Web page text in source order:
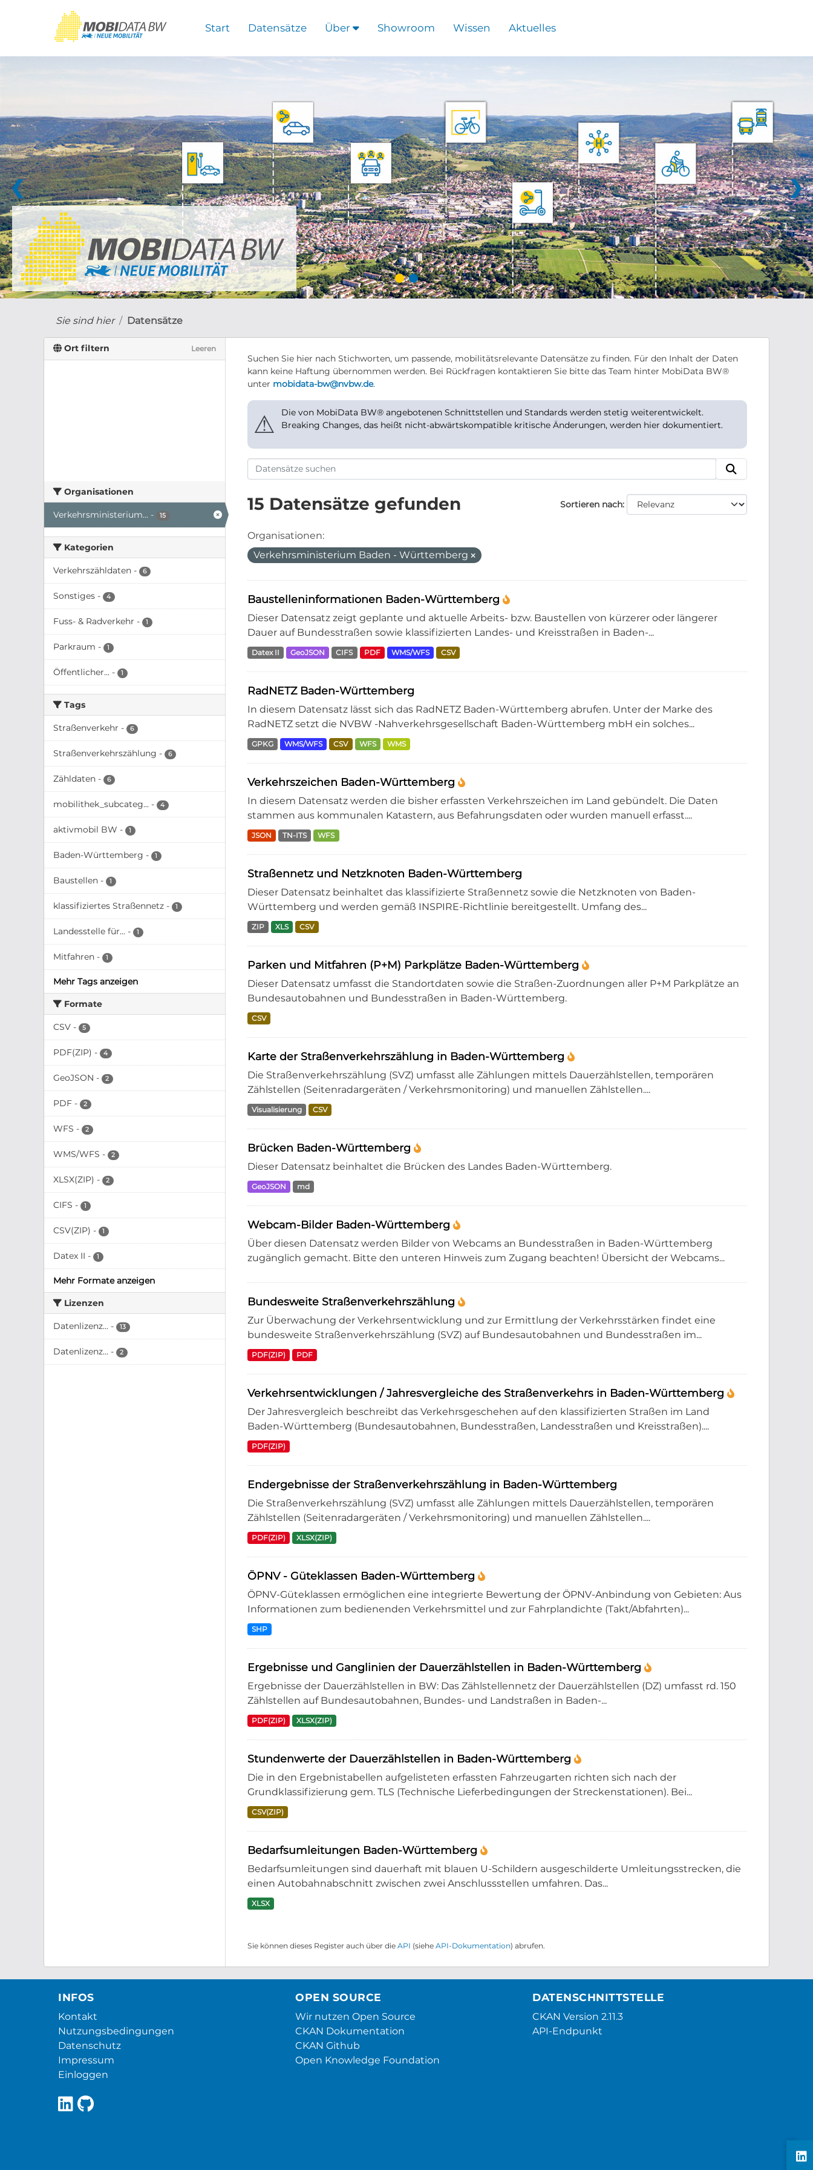
Start Datensätze Über Showroom Wissen Aktuelles
❮ ❯
Sie sind hier Datensätze
Ort filtern Leeren
Organisationen
Verkehrsministerium... - 15
Kategorien
Verkehrszähldaten - 6
Sonstiges - 4
Fuss- & Radverkehr - 1
Parkraum - 1
Öffentlicher... - 1
Tags
Straßenverkehr - 6
Straßenverkehrszählung - 6
Zähldaten - 6
mobilithek_subcateg... - 4
aktivmobil BW - 1
Baden-Württemberg - 1
Baustellen - 1
klassifiziertes Straßennetz - 1
Landesstelle für... - 1
Mitfahren - 1
Mehr Tags anzeigen
Formate
CSV - 5
PDF(ZIP) - 4
GeoJSON - 2
PDF - 2
WFS - 2
WMS/WFS - 2
XLSX(ZIP) - 2
CIFS - 1
CSV(ZIP) - 1
Datex II - 1
Mehr Formate anzeigen
Lizenzen
Datenlizenz... - 13
Datenlizenz... - 2
Suchen Sie hier nach Stichworten, um passende, mobilitätsrelevante Datensätze zu finden. Für den Inhalt der Daten
kann keine Haftung übernommen werden. Bei Rückfragen kontaktieren Sie bitte das Team hinter MobiData BW®
unter mobidata-bw@nvbw.de.
⚠
Die von MobiData BW® angebotenen Schnittstellen und Standards werden stetig weiterentwickelt.
Breaking Changes, das heißt nicht-abwärtskompatible kritische Änderungen, werden hier dokumentiert.
Sortieren nach
15 Datensätze gefunden
Organisationen:
Verkehrsministerium Baden - Württemberg
Baustelleninformationen Baden-Württemberg
Dieser Datensatz zeigt geplante und aktuelle Arbeits- bzw. Baustellen von kürzerer oder längerer
Dauer auf Bundesstraßen sowie klassifizierten Landes- und Kreisstraßen in Baden-...
Datex II GeoJSON CIFS PDF WMS/WFS CSV
RadNETZ Baden-Württemberg
In diesem Datensatz lässt sich das RadNETZ Baden-Württemberg abrufen. Unter der Marke des
RadNETZ setzt die NVBW -Nahverkehrsgesellschaft Baden-Württemberg mbH ein solches...
GPKG WMS/WFS CSV WFS WMS
Verkehrszeichen Baden-Württemberg
In diesem Datensatz werden die bisher erfassten Verkehrszeichen im Land gebündelt. Die Daten
stammen aus kommunalen Katastern, aus Befahrungsdaten oder wurden manuell erfasst....
JSON TN-ITS WFS
Straßennetz und Netzknoten Baden-Württemberg
Dieser Datensatz beinhaltet das klassifizierte Straßennetz sowie die Netzknoten von Baden-
Württemberg und werden gemäß INSPIRE-Richtlinie bereitgestellt. Umfang des...
ZIP XLS CSV
Parken und Mitfahren (P+M) Parkplätze Baden-Württemberg
Dieser Datensatz umfasst die Standortdaten sowie die Straßen-Zuordnungen aller P+M Parkplätze an
Bundesautobahnen und Bundesstraßen in Baden-Württemberg.
CSV
Karte der Straßenverkehrszählung in Baden-Württemberg
Die Straßenverkehrszählung (SVZ) umfasst alle Zählungen mittels Dauerzählstellen, temporären
Zählstellen (Seitenradargeräten / Verkehrsmonitoring) und manuellen Zählstellen....
Visualisierung CSV
Brücken Baden-Württemberg
Dieser Datensatz beinhaltet die Brücken des Landes Baden-Württemberg.
GeoJSON md
Webcam-Bilder Baden-Württemberg
Über diesen Datensatz werden Bilder von Webcams an Bundesstraßen in Baden-Württemberg
zugänglich gemacht. Bitte den unteren Hinweis zum Zugang beachten! Übersicht der Webcams...
Bundesweite Straßenverkehrszählung
Zur Überwachung der Verkehrsentwicklung und zur Ermittlung der Verkehrsstärken findet eine
bundesweite Straßenverkehrszählung (SVZ) auf Bundesautobahnen und Bundesstraßen im...
PDF(ZIP) PDF
Verkehrsentwicklungen / Jahresvergleiche des Straßenverkehrs in Baden-Württemberg
Der Jahresvergleich beschreibt das Verkehrsgeschehen auf den klassifizierten Straßen im Land
Baden-Württemberg (Bundesautobahnen, Bundesstraßen, Landesstraßen und Kreisstraßen)....
PDF(ZIP)
Endergebnisse der Straßenverkehrszählung in Baden-Württemberg
Die Straßenverkehrszählung (SVZ) umfasst alle Zählungen mittels Dauerzählstellen, temporären
Zählstellen (Seitenradargeräten / Verkehrsmonitoring) und manuellen Zählstellen....
PDF(ZIP) XLSX(ZIP)
ÖPNV - Güteklassen Baden-Württemberg
ÖPNV-Güteklassen ermöglichen eine integrierte Bewertung der ÖPNV-Anbindung von Gebieten: Aus
Informationen zum bedienenden Verkehrsmittel und zur Fahrplandichte (Takt/Abfahrten)...
SHP
Ergebnisse und Ganglinien der Dauerzählstellen in Baden-Württemberg
Ergebnisse der Dauerzählstellen in BW: Das Zählstellennetz der Dauerzählstellen (DZ) umfasst rd. 150
Zählstellen auf Bundesautobahnen, Bundes- und Landstraßen in Baden-...
PDF(ZIP) XLSX(ZIP)
Stundenwerte der Dauerzählstellen in Baden-Württemberg
Die in den Ergebnistabellen aufgelisteten erfassten Fahrzeugarten richten sich nach der
Grundklassifizierung gem. TLS (Technische Lieferbedingungen der Streckenstationen). Bei...
CSV(ZIP)
Bedarfsumleitungen Baden-Württemberg
Bedarfsumleitungen sind dauerhaft mit blauen U-Schildern ausgeschilderte Umleitungsstrecken, die
einen Autobahnabschnitt zwischen zwei Anschlussstellen umfahren. Das...
XLSX
Sie können dieses Register auch über die API (siehe API-Dokumentation) abrufen.
INFOS
Kontakt
Nutzungsbedingungen
Datenschutz
Impressum
Einloggen
OPEN SOURCE
Wir nutzen Open Source
CKAN Dokumentation
CKAN Github
Open Knowledge Foundation
DATENSCHNITTSTELLE
CKAN Version 2.11.3
API-Endpunkt